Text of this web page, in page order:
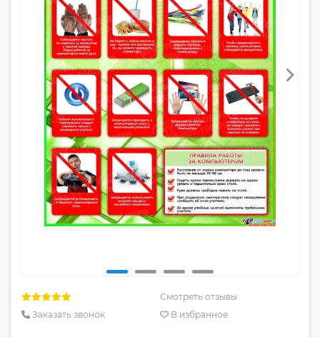
Смотреть отзывы
Заказать звонок
В избранное